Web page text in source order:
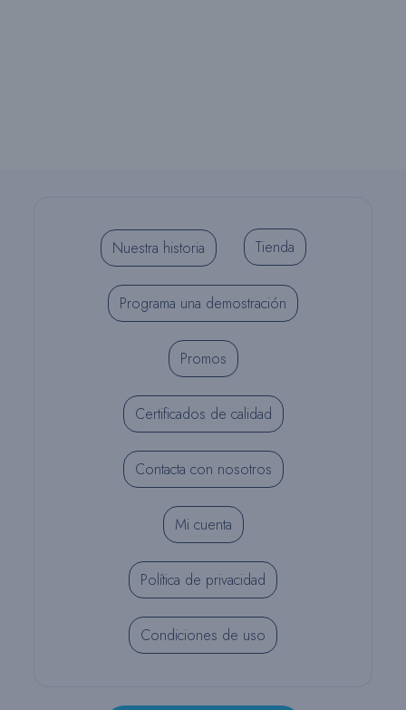
Nuestra historia Tienda
Programa una demostración
Promos
Certificados de calidad
Contacta con nosotros
Mi cuenta
Política de privacidad
Condiciones de uso